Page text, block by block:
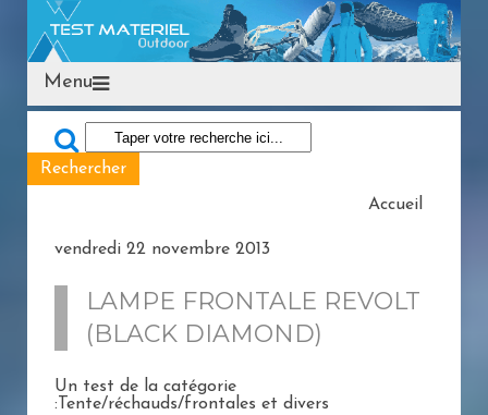
Menu
Accueil
vendredi 22 novembre 2013
LAMPE FRONTALE REVOLT
(BLACK DIAMOND)
Un test de la catégorie
:Tente/réchauds/frontales et divers